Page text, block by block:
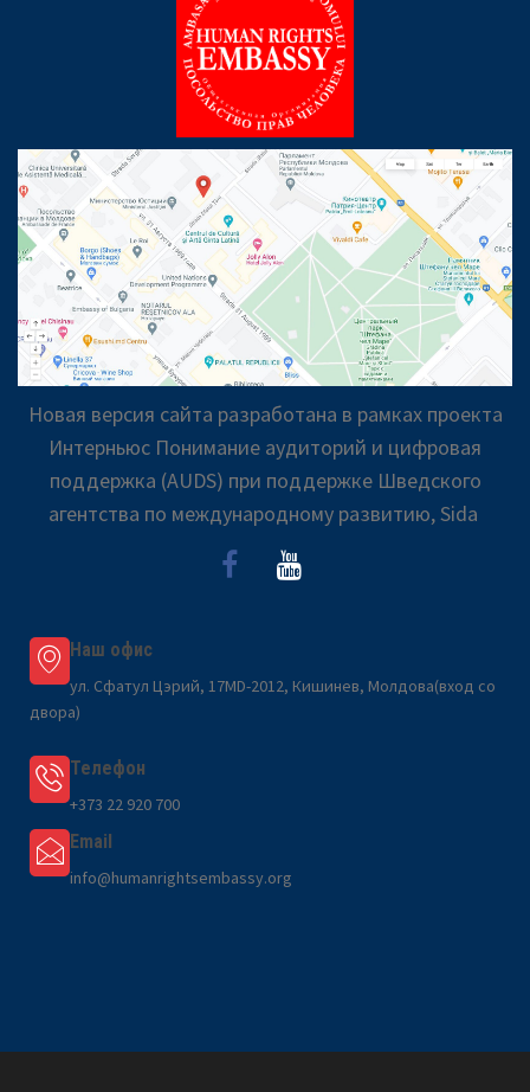
Новая версия сайта разработана в рамках проекта
Интерньюс Понимание аудиторий и цифровая
поддержка (AUDS) при поддержке Шведского
агентства по международному развитию, Sida
Наш офис
ул. Сфатул Цэрий, 17MD-2012, Кишинев, Молдова(вход со
двора)
Телефон
+373 22 920 700
Email
info@humanrightsembassy.org